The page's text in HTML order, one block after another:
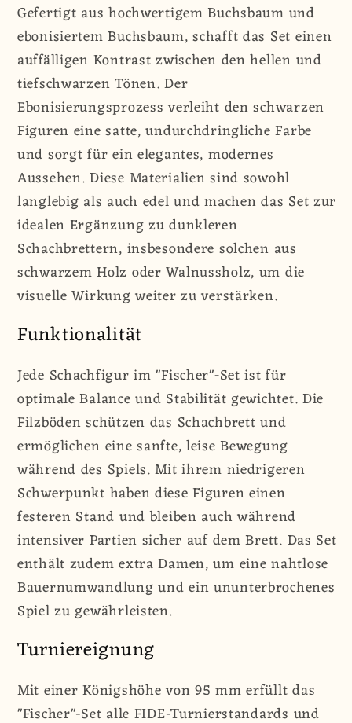
Gefertigt aus hochwertigem Buchsbaum und
ebonisiertem Buchsbaum, schafft das Set einen
auffälligen Kontrast zwischen den hellen und
tiefschwarzen Tönen. Der
Ebonisierungsprozess verleiht den schwarzen
Figuren eine satte, undurchdringliche Farbe
und sorgt für ein elegantes, modernes
Aussehen. Diese Materialien sind sowohl
langlebig als auch edel und machen das Set zur
idealen Ergänzung zu dunkleren
Schachbrettern, insbesondere solchen aus
schwarzem Holz oder Walnussholz, um die
visuelle Wirkung weiter zu verstärken.
Funktionalität
Jede Schachfigur im "Fischer"-Set ist für
optimale Balance und Stabilität gewichtet. Die
Filzböden schützen das Schachbrett und
ermöglichen eine sanfte, leise Bewegung
während des Spiels. Mit ihrem niedrigeren
Schwerpunkt haben diese Figuren einen
festeren Stand und bleiben auch während
intensiver Partien sicher auf dem Brett. Das Set
enthält zudem extra Damen, um eine nahtlose
Bauernumwandlung und ein ununterbrochenes
Spiel zu gewährleisten.
Turniereignung
Mit einer Königshöhe von 95 mm erfüllt das
"Fischer"-Set alle FIDE-Turnierstandards und